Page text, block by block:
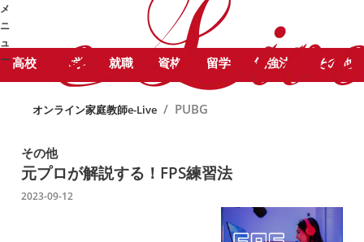
メ
ニ
ュ
ー
STUDY COLUMN
強コラム
PUBG に関する記事をピックアッ
プしています。
高校
大学 就職 資格 留学 勉強法 その他
オンライン家庭教師e-Live / PUBG
その他
元プロが解説する！ FPS練習法
2023-09-12